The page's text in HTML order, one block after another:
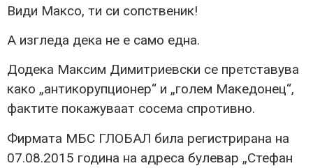
Види Максо, ти си сопственик!
А изгледа дека не е само една.
Додека Максим Димитриевски се претставува
како „антикорупционер“ и „голем Македонец“,
фактите покажуваат сосема спротивно.
Фирмата МБС ГЛОБАЛ била регистрирана на
07.08.2015 година на адреса булевар „Стефан